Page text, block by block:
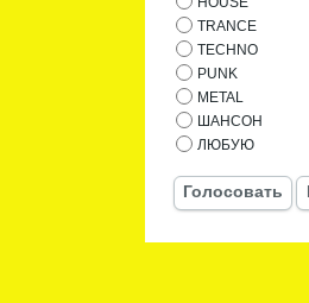
TRANCE
TECHNO
PUNK
METAL
ШАНСОН
ЛЮБУЮ
Голосовать